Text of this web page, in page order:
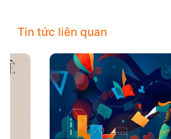
Tin tức liên quan